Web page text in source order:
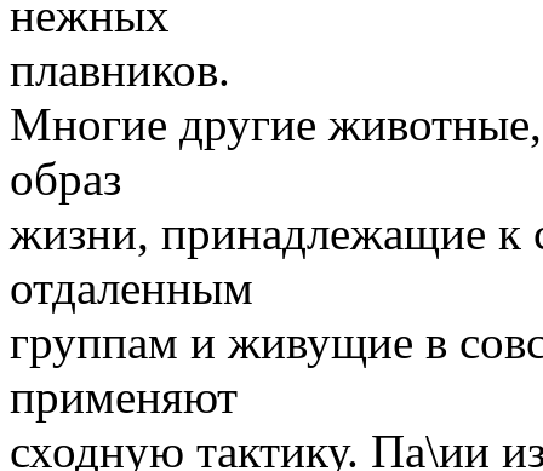
нежных
плавников.
Многие другие
образ
жизни, принадлежащие к
отдаленным
группам и живущие в
применяют
сходную тактику. Па\ии